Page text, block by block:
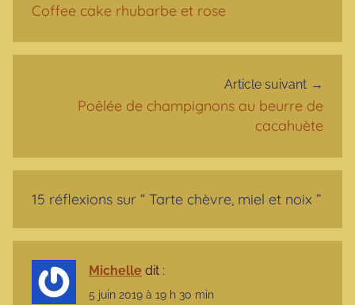
Coffee cake rhubarbe et rose
Article suivant
Poêlée de champignons au beurre de
cacahuète
15 réflexions sur “ Tarte chèvre, miel et noix ”
Michelle dit :
5 juin 2019 à 19 h 30 min